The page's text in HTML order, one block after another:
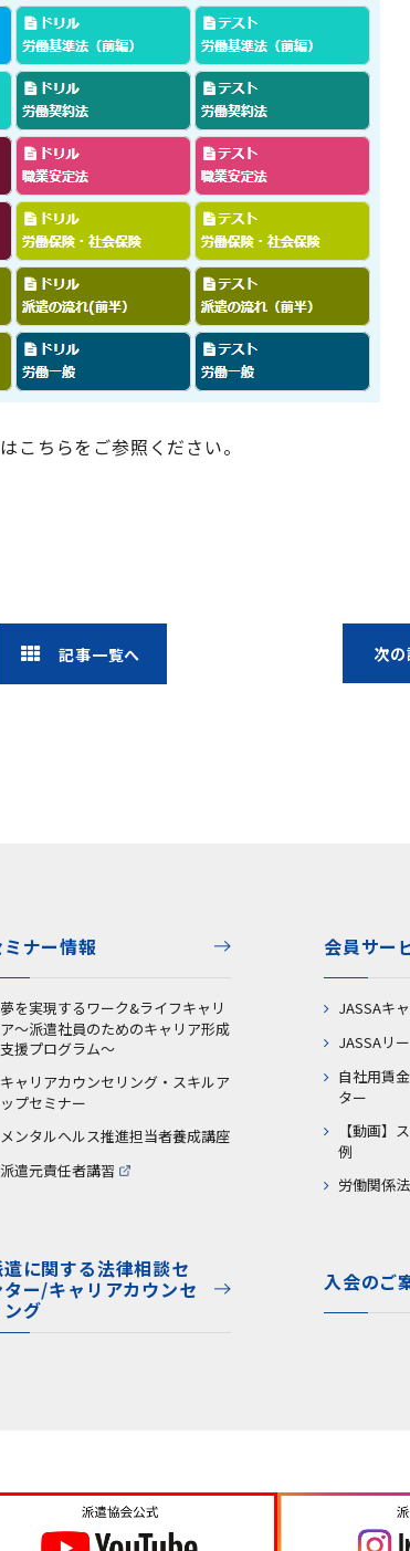
こちらをご参照ください。
記事一覧へ 次
ミナー情報
夢を実現するワーク&ライフキャリ
ア～派遣社員のためのキャリア形成
支援プログラム～
キャリアカウンセリング・スキルア
ップセミナー
メンタルヘルス推進担当者養成講座
派遣元責任者講習
会員サー
JASSAキ
JASSAリ
自社用賃
ター
【動画】
例
労働関係
遣に関する法律相談セ
ター/キャリアカウンセ
ング
入会のご